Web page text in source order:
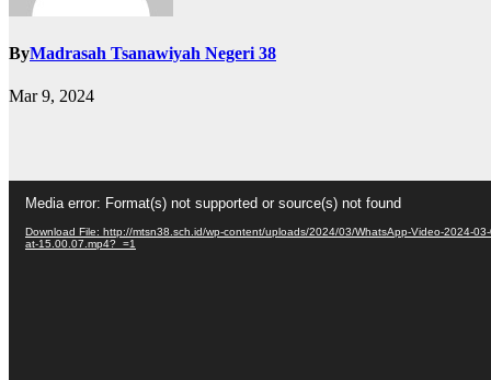
ByMadrasah Tsanawiyah Negeri 38
Mar 9, 2024
Player
Media error: Format(s) not supported or source(s) not found
Download File: http://mtsn38.sch.id/wp-content/uploads/2024/03/WhatsApp-Video-2024-
at-15.00.07.mp4?_=1